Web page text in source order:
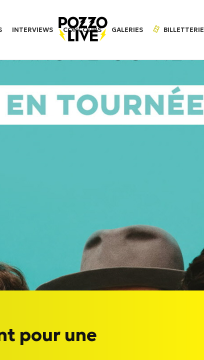
INTERVIEWS CONCOURS GALERIES BILLETTERIE
pour une